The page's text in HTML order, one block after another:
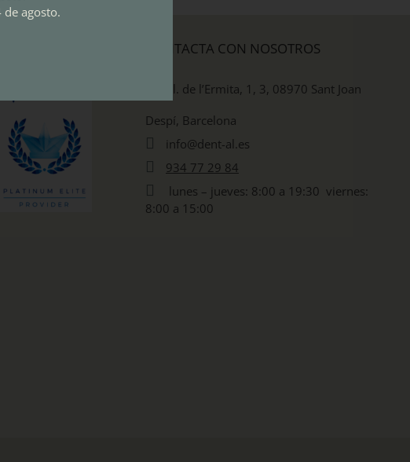
CONTACTA CON NOSOTROS
Pl. de l’Ermita, 1, 3, 08970 Sant Joan
Despí, Barcelona
info@dent-al.es
934 77 29 84
lunes – jueves: 8:00 a 19:30 viernes:
8:00 a 15:00
agosto.